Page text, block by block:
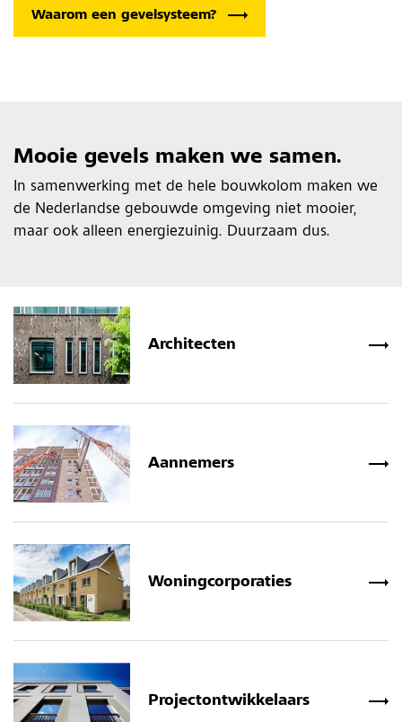
Waarom een gevelsysteem?
Mooie gevels maken we samen.
In samenwerking met de hele bouwkolom maken we
de Nederlandse gebouwde omgeving niet mooier,
maar ook alleen energiezuinig. Duurzaam dus.
Architecten
Aannemers
Woning­corporaties
Project­ontwikkelaars